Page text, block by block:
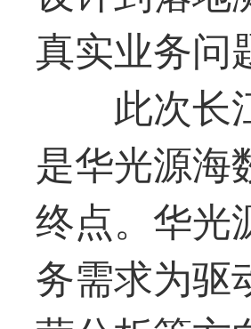
真实业务问
此次长
是华光源海
终点。 华光
务需求为驱